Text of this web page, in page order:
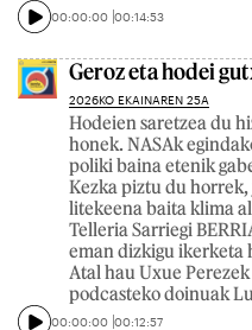
00:00:00 00:14:53
Geroz eta hodei
2026KO EKAINAREN 25A
Hodeien saretzea du
honek. NASAk
poliki baina etenik
Kezka piztu du
litekeena baita klima
Telleria Sarriegi
eman dizkigu ikerketa
Atal hau Uxue
podcasteko doinuak
00:00:00 00:12:57